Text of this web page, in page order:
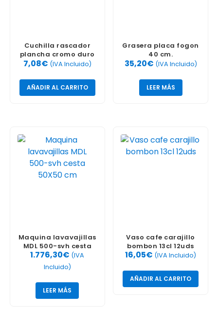
Cuchilla rascador
plancha cromo duro
10uds
7,08€ (IVA Incluido)
AÑADIR AL CARRITO
Grasera placa fogon
40 cm.
35,20€ (IVA Incluido)
LEER MÁS
Maquina lavavajillas
MDL 500-svh cesta
50X50 cm
1.776,30€ (IVA
Incluido)
LEER MÁS
Vaso cafe carajillo
bombon 13cl 12uds
16,05€ (IVA Incluido)
AÑADIR AL CARRITO